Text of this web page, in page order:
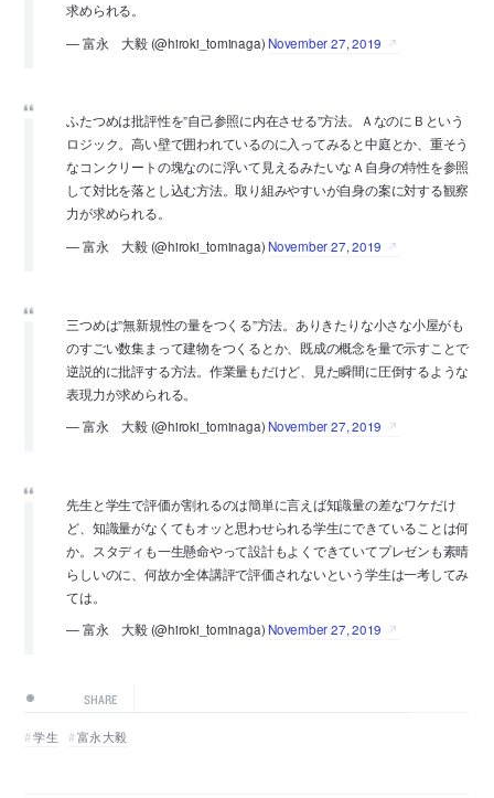
求められる。
— 富永 大毅 (@hiroki_tominaga)November 27, 2019
ふたつめは批評性を”自己参照に内在させる”方法。ＡなのにＢという
ロジック。高い壁で囲われているのに入ってみると中庭とか、重そう
なコンクリートの塊なのに浮いて見えるみたいなＡ自身の特性を参照
して対比を落とし込む方法。取り組みやすいが自身の案に対する観察
力が求められる。
— 富永 大毅 (@hiroki_tominaga)November 27, 2019
三つめは”無新規性の量をつくる”方法。ありきたりな小さな小屋がも
のすごい数集まって建物をつくるとか、既成の概念を量で示すことで
逆説的に批評する方法。作業量もだけど、見た瞬間に圧倒するような
表現力が求められる。
— 富永 大毅 (@hiroki_tominaga)November 27, 2019
先生と学生で評価が割れるのは簡単に言えば知識量の差なワケだけ
ど、知識量がなくてもオッと思わせられる学生にできていることは何
か。スタディも一生懸命やって設計もよくできていてプレゼンも素晴
らしいのに、何故か全体講評で評価されないという学生は一考してみ
ては。
— 富永 大毅 (@hiroki_tominaga)November 27, 2019
SHARE
学生 富永大毅